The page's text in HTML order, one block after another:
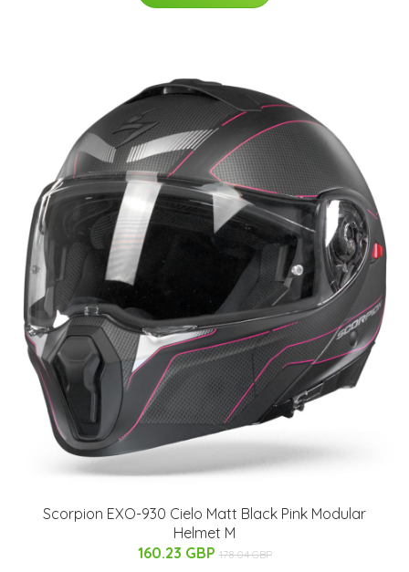
Scorpion EXO-930 Cielo Matt Black Pink Modular
Helmet M
160.23 GBP 178.04 GBP